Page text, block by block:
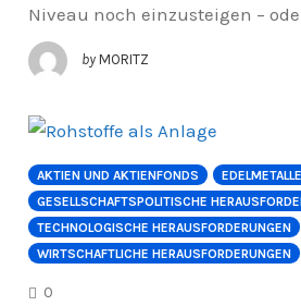
Niveau noch einzusteigen –
by MORITZ
AKTIEN UND AKTIENFONDS EDELMETALLE
GESELLSCHAFTSPOLITISCHE
TECHNOLOGISCHE HERAUSFORDERUNGEN
WIRTSCHAFTLICHE HERAUSFORDERUNGEN
0